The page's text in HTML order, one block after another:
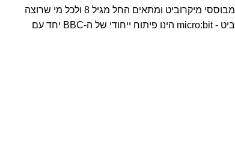
הכרטיס מיועד לתכנות וחיבור למוצרים שונים מבוססי מיקרוביט ומתאים החל מגיל 8 ולכל מי שרוצה
לתכנת ולשלב חיישנים ואלקטרוניקה. ערכה מורחבת ללימוד תכנות רובוטיקה וטכנולוגיה לילדים ערכת רובוטיקה ולימוד תכנות מושלמת לילדים מיקרוביט - micro:bit הינו פיתוח ייחודי של ה-BBC יחד עם